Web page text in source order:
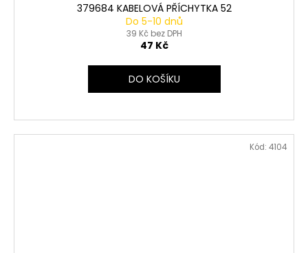
379684 KABELOVÁ PŘÍCHYTKA 52
Do 5-10 dnů
39 Kč bez DPH
47 Kč
DO KOŠÍKU
Kód: 4104